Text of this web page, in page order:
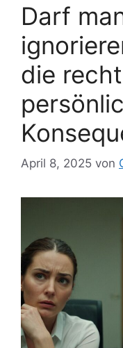
Darf
die
April 8, 2025 von